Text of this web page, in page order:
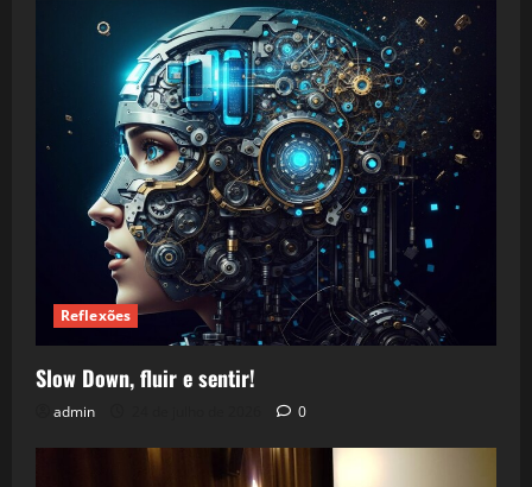
Reflexões
Slow Down, fluir e sentir!
admin 0